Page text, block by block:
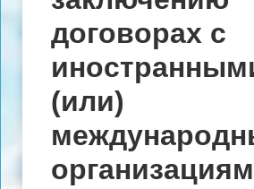
договорах с
(или)